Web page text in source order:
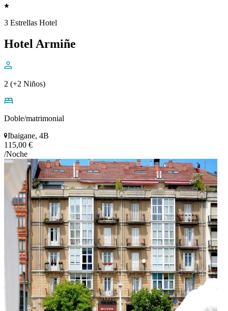
3 Estrellas Hotel
Hotel Armiñe
2 (+2 Niños)
Doble/matrimonial
Ibaigane, 4B
115,00 €
/Noche